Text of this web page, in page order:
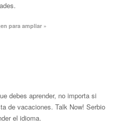
para ampliar »
debes aprender, no importa si
de vacaciones. Talk Now! Serbio
el idioma.